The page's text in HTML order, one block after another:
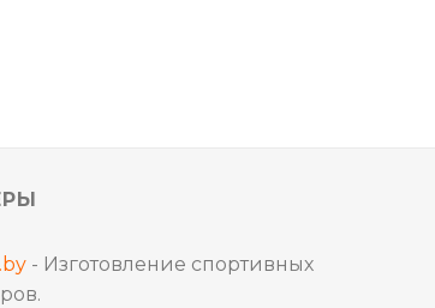
- Изготовление спортивных